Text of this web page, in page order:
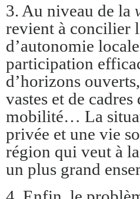
3. Au niveau de la
revient à concilier
d’autonomie
participation
d’horizons
vastes et de
mobilité… La
privée et une vie
région qui veut à
un plus grand